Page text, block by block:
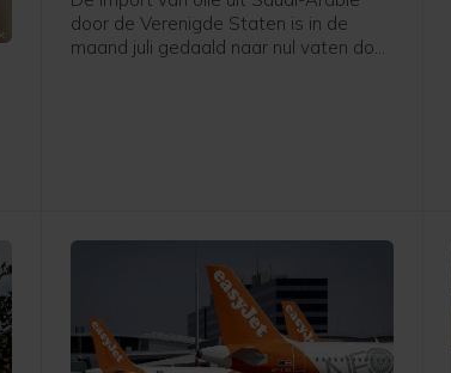
door de Verenigde Staten is in de
maand juli gedaald naar nul vaten door
enkel vat Saudische olie is
geïmporteerd in de VS.